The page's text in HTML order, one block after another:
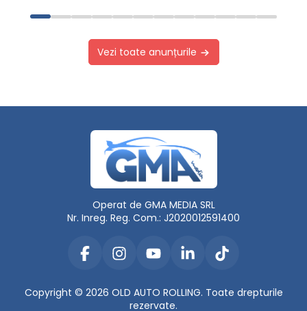
Vezi toate anunțurile
Operat de GMA MEDIA SRL
Nr. Inreg. Reg. Com.: J2020012591400
Copyright © 2026 OLD AUTO ROLLING. Toate drepturile
rezervate.